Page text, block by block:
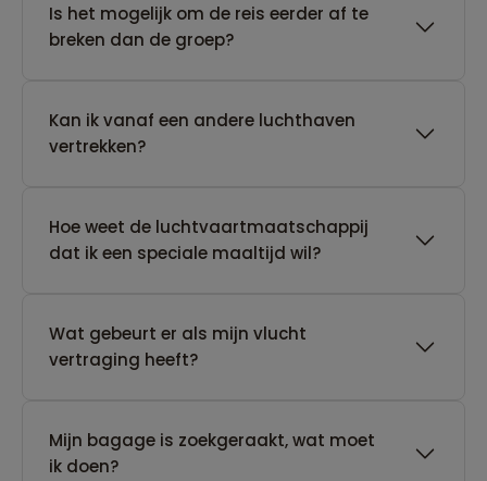
Is het mogelijk om de reis eerder af te
breken dan de groep?
Kan ik vanaf een andere luchthaven
vertrekken?
Hoe weet de luchtvaartmaatschappij
dat ik een speciale maaltijd wil?
Wat gebeurt er als mijn vlucht
vertraging heeft?
Mijn bagage is zoekgeraakt, wat moet
ik doen?